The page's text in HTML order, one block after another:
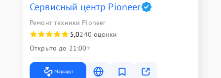
Сервисный центр Pioneer
Ремонт техники Pioneer
5,0240 оценки
Открыто до 21:00
Маршрут